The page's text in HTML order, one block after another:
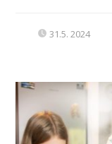
31.5. 2024